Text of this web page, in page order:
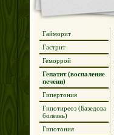
Гайморит
Гастрит
Геморрой
Гепатит (воспаление
печени)
Гипертония
Гипотиреоз (Базедова
болезнь)
Гипотония